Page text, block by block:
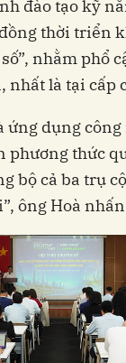
đào tạo kỹ
thời triển
nhằm phổ
nhất là tại cấp
ứng dụng
phương thức
bộ cả ba trụ
ông Hoà